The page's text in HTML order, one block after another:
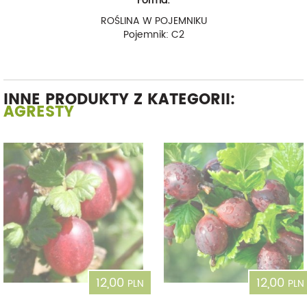
ROŚLINA W POJEMNIKU
Pojemnik: C2
INNE PRODUKTY Z KATEGORII:
AGRESTY
12,00 PLN
12,00 PLN